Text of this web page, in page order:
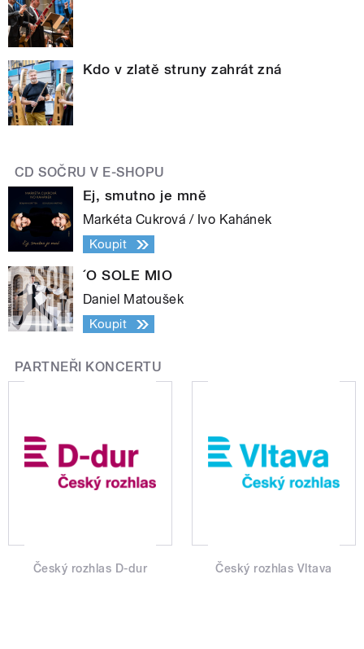
Kdo v zlatě struny zahrát zná
CD SOČRU V E-SHOPU
Ej, smutno je mně
Markéta Cukrová / Ivo Kahánek
Koupit
´O SOLE MIO
Daniel Matoušek
Koupit
PARTNEŘI KONCERTU
Český rozhlas D-dur Český rozhlas Vltava